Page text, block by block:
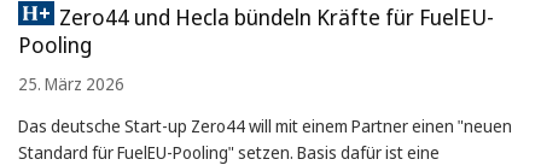
Zero44 und Hecla bündeln Kräfte für FuelEU-
Pooling
25. März 2026
Das deutsche Start-up Zero44 will mit einem Partner einen "neuen
Standard für FuelEU-Pooling" setzen. Basis dafür ist eine